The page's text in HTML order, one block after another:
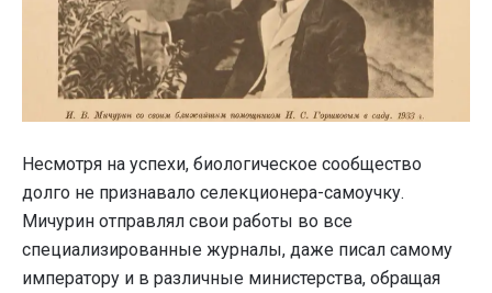
Несмотря на успехи, биологическое сообщество
долго не признавало селекционера-самоучку.
Мичурин отправлял свои работы во все
специализированные журналы, даже писал самому
императору и в различные министерства, обращая